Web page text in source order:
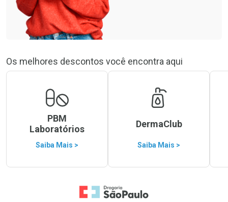
Os melhores descontos você encontra aqui
PBM
Laboratórios
Saiba Mais >
DermaClub
Saiba Mais >
Ir para a Home